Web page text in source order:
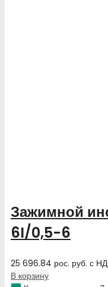
Зажимной
6I/0,5-6
25 696.84 рос. руб. с
В корзину